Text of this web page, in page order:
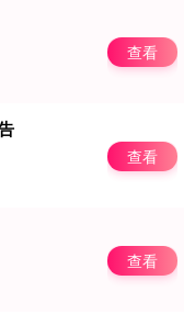
查看
查看
查看